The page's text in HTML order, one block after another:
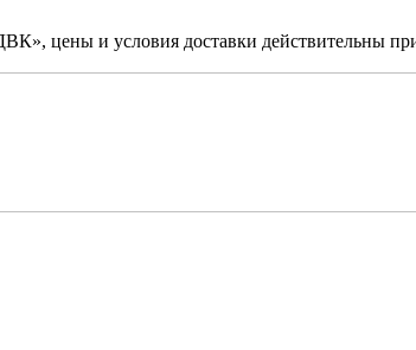
цены и условия доставки действительны при